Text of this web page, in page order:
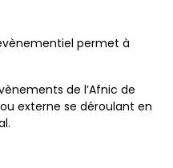
permet à
de l’Afnic de
externe se déroulant en